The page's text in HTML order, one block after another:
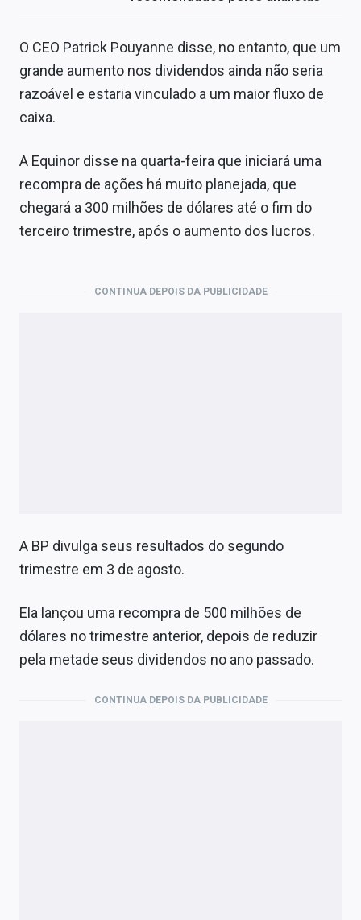
O CEO Patrick Pouyanne disse, no entanto, que um
grande aumento nos dividendos ainda não seria
razoável e estaria vinculado a um maior fluxo de
caixa.
A Equinor disse na quarta-feira que iniciará uma
recompra de ações há muito planejada, que
chegará a 300 milhões de dólares até o fim do
terceiro trimestre, após o aumento dos lucros.
CONTINUA DEPOIS DA PUBLICIDADE
A BP divulga seus resultados do segundo
trimestre em 3 de agosto.
Ela lançou uma recompra de 500 milhões de
dólares no trimestre anterior, depois de reduzir
pela metade seus dividendos no ano passado.
CONTINUA DEPOIS DA PUBLICIDADE